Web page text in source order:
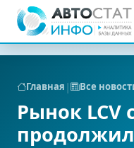
Главная | Все
Рынок LCV